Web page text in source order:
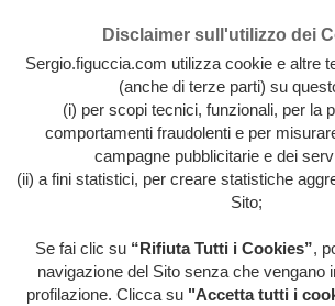
Archivio intera attività artistica di Sergio
personale
Disclaimer sull'utilizzo dei
Sergio.figuccia.com utilizza cookie e altre
(anche di terze parti) su
(i) per scopi tecnici, funzionali, per la
comportamenti fraudolenti e per
campagne pubblicitarie e dei
(ii) a fini statistici, per creare statistiche
Sito;
Se fai clic su “Rifiuta Tutti i Cookies”,
navigazione del Sito senza che vengano
profilazione. Clicca su "Accetta tutti i